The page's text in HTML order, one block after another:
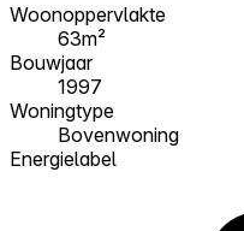
Woonoppervlakte
63m²
Bouwjaar
1997
Woningtype
Bovenwoning
Energielabel